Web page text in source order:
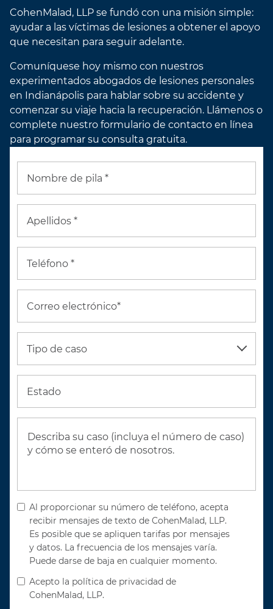
CohenMalad, LLP se fundó con una misión simple:
ayudar a las víctimas de lesiones a obtener el apoyo
que necesitan para seguir adelante.
Comuníquese hoy mismo con nuestros
experimentados abogados de lesiones personales
en Indianápolis para hablar sobre su accidente y
comenzar su viaje hacia la recuperación. Llámenos o
complete nuestro formulario de contacto en línea
para programar su consulta gratuita.
Nombre de pila *
Apellidos *
Teléfono *
Correo electrónico*
Tipo de caso
Estado
Al proporcionar su número de teléfono, acepta
recibir mensajes de texto de CohenMalad, LLP.
Es posible que se apliquen tarifas por mensajes
y datos. La frecuencia de los mensajes varía.
Puede darse de baja en cualquier momento.
Acepto la política de privacidad de
CohenMalad, LLP.